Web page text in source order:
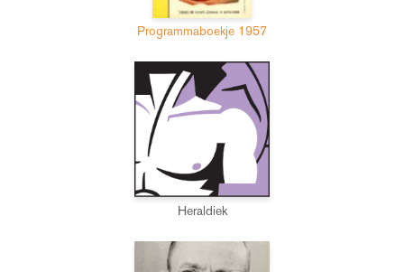
Programmaboekje 1957
Heraldiek